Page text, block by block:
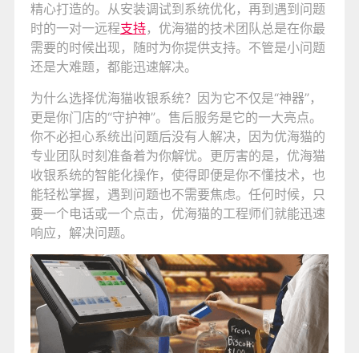
精心打造的。从安装调试到系统优化，再到遇到问题
时的一对一远程支持，优海猫的技术团队总是在你最
需要的时候出现，随时为你提供支持。不管是小问题
还是大难题，都能迅速解决。
为什么选择优海猫收银系统？因为它不仅是“神器”，
更是你门店的“守护神”。售后服务是它的一大亮点。
你不必担心系统出问题后没有人解决，因为优海猫的
专业团队时刻准备着为你解忧。更厉害的是，优海猫
收银系统的智能化操作，使得即便是你不懂技术，也
能轻松掌握，遇到问题也不需要焦虑。任何时候，只
要一个电话或一个点击，优海猫的工程师们就能迅速
响应，解决问题。